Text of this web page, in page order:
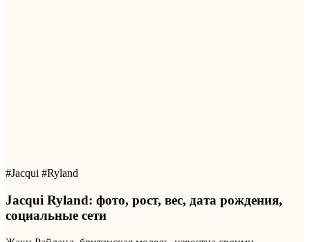
#Jacqui #Ryland
Jacqui Ryland: фото, рост, вес, дата рождения,
социальные сети